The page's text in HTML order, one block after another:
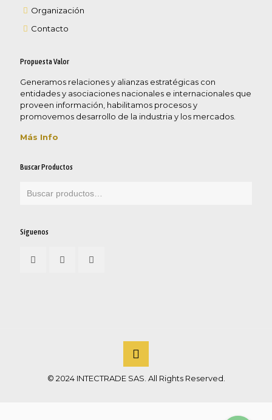
Organización
Contacto
Propuesta Valor
Generamos relaciones y alianzas estratégicas con
entidades y asociaciones nacionales e internacionales que
proveen información, habilitamos procesos y
promovemos desarrollo de la industria y los mercados.
Más Info
Buscar Productos
Síguenos
© 2024 INTECTRADE SAS. All Rights Reserved.